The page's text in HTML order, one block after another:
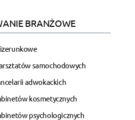
BRANŻOWE
samochodowych
adwokackich
kosmetycznych
psychologicznych